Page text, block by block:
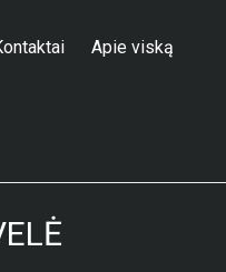
Apie viską